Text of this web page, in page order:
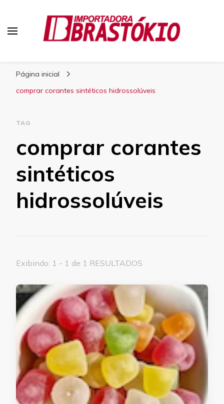
Página inicial
comprar corantes sintéticos hidrossolúveis
TAG
comprar corantes
sintéticos
hidrossolúveis
Exibindo: 1 - 1 de 1 RESULTADOS